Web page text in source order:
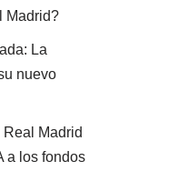
Madrid?
La
nuevo
Real Madrid
a los fondos